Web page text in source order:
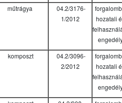
műtrágya
04.2/3176-
1/2012
hozatali
komposzt
04.2/3096-
2/2012
hozatali